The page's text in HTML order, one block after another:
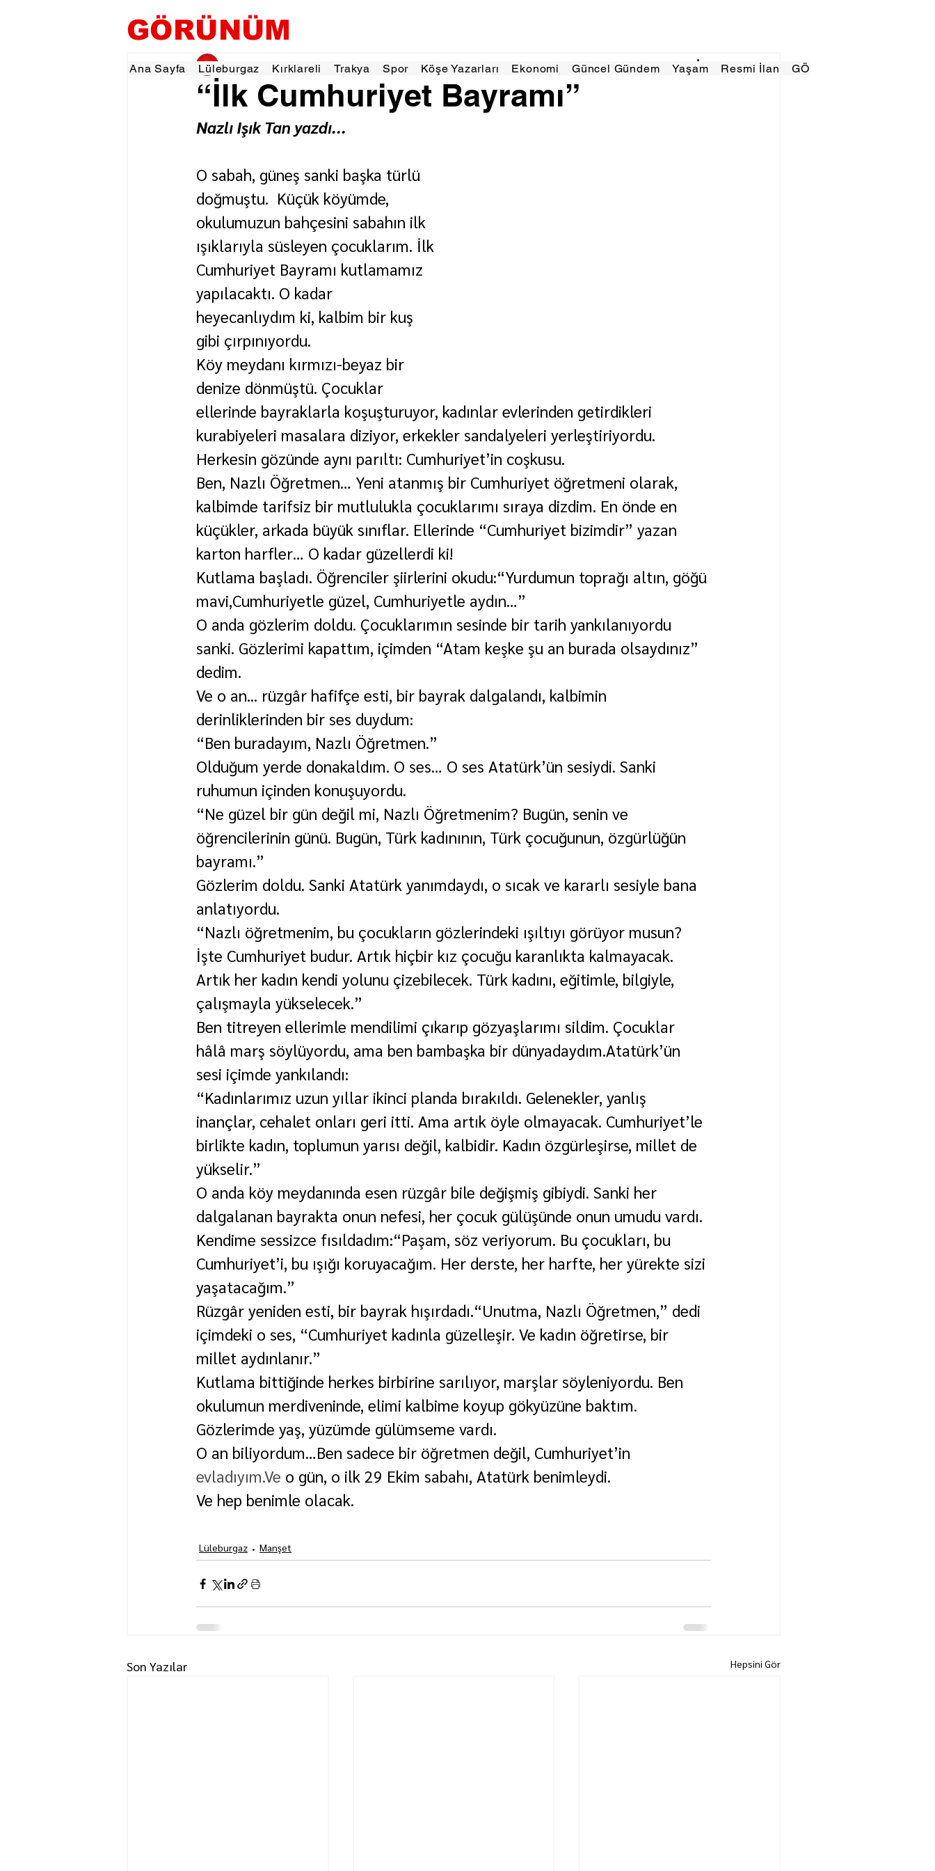
GÖRÜNÜM
Ana Sayfa Lüleburgaz Kırklareli Trakya Spor Köşe Yazarları Ekonomi Güncel Gündem Yaşam Resmi İlan GÖRÜNÜMTV
“İlk Cumhuriyet Bayramı”
gorunumhaber 28 Eki 20252 dakikada okunur
Nazlı Işık Tan yazdı...
O sabah, güneş sanki başka türlü
doğmuştu.  Küçük köyümde,
okulumuzun bahçesini sabahın ilk
ışıklarıyla süsleyen çocuklarım. İlk
Cumhuriyet Bayramı kutlamamız
yapılacaktı. O kadar
heyecanlıydım ki, kalbim bir kuş
gibi çırpınıyordu.
Köy meydanı kırmızı-beyaz bir
denize dönmüştü. Çocuklar
ellerinde bayraklarla koşuşturuyor, kadınlar evlerinden getirdikleri
kurabiyeleri masalara diziyor, erkekler sandalyeleri yerleştiriyordu.
Herkesin gözünde aynı parıltı: Cumhuriyet’in coşkusu.
Ben, Nazlı Öğretmen… Yeni atanmış bir Cumhuriyet öğretmeni olarak,
kalbimde tarifsiz bir mutlulukla çocuklarımı sıraya dizdim. En önde en
küçükler, arkada büyük sınıflar. Ellerinde “Cumhuriyet bizimdir” yazan
karton harfler… O kadar güzellerdi ki!
Kutlama başladı. Öğrenciler şiirlerini okudu:“Yurdumun toprağı altın, göğü
mavi,Cumhuriyetle güzel, Cumhuriyetle aydın…”
O anda gözlerim doldu. Çocuklarımın sesinde bir tarih yankılanıyordu
sanki. Gözlerimi kapattım, içimden “Atam keşke şu an burada olsaydınız”
dedim.
Ve o an... rüzgâr hafifçe esti, bir bayrak dalgalandı, kalbimin
derinliklerinden bir ses duydum:
“Ben buradayım, Nazlı Öğretmen.”
Olduğum yerde donakaldım. O ses… O ses Atatürk’ün sesiydi. Sanki
ruhumun içinden konuşuyordu.
“Ne güzel bir gün değil mi, Nazlı Öğretmenim? Bugün, senin ve
öğrencilerinin günü. Bugün, Türk kadınının, Türk çocuğunun, özgürlüğün
bayramı.”
Gözlerim doldu. Sanki Atatürk yanımdaydı, o sıcak ve kararlı sesiyle bana
anlatıyordu.
“Nazlı öğretmenim, bu çocukların gözlerindeki ışıltıyı görüyor musun?
İşte Cumhuriyet budur. Artık hiçbir kız çocuğu karanlıkta kalmayacak.
Artık her kadın kendi yolunu çizebilecek. Türk kadını, eğitimle, bilgiyle,
çalışmayla yükselecek.”
Ben titreyen ellerimle mendilimi çıkarıp gözyaşlarımı sildim. Çocuklar
hâlâ marş söylüyordu, ama ben bambaşka bir dünyadaydım.Atatürk’ün
sesi içimde yankılandı:
“Kadınlarımız uzun yıllar ikinci planda bırakıldı. Gelenekler, yanlış
inançlar, cehalet onları geri itti. Ama artık öyle olmayacak. Cumhuriyet’le
birlikte kadın, toplumun yarısı değil, kalbidir. Kadın özgürleşirse, millet de
yükselir.”
O anda köy meydanında esen rüzgâr bile değişmiş gibiydi. Sanki her
dalgalanan bayrakta onun nefesi, her çocuk gülüşünde onun umudu vardı.
Kendime sessizce fısıldadım:“Paşam, söz veriyorum. Bu çocukları, bu
Cumhuriyet’i, bu ışığı koruyacağım. Her derste, her harfte, her yürekte sizi
yaşatacağım.”
Rüzgâr yeniden esti, bir bayrak hışırdadı.“Unutma, Nazlı Öğretmen,” dedi
içimdeki o ses, “Cumhuriyet kadınla güzelleşir. Ve kadın öğretirse, bir
millet aydınlanır.”
Kutlama bittiğinde herkes birbirine sarılıyor, marşlar söyleniyordu. Ben
okulumun merdiveninde, elimi kalbime koyup gökyüzüne baktım.
Gözlerimde yaş, yüzümde gülümseme vardı.
O an biliyordum…Ben sadece bir öğretmen değil, Cumhuriyet’in
evladıyım.Ve o gün, o ilk 29 Ekim sabahı, Atatürk benimleydi.
Ve hep benimle olacak.
Lüleburgaz Manşet
Son Yazılar Hepsini Gör